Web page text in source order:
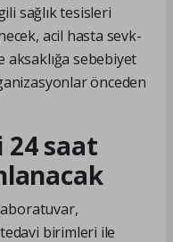
sağlık tesisleri
acil hasta sevk-
sebebiyet
önceden
saat
birimleri ile